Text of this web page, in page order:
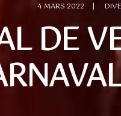
4 MARS 2022 |
DE